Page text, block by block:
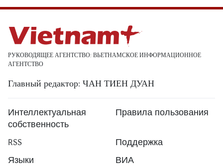
РУКОВОДЯЩЕЕ АГЕНТСТВО: ВЬЕТНАМСКОЕ ИНФОРМАЦИОННОЕ
АГЕНТСТВО
Главный редактор: ЧАН ТИЕН ДУАН
Интеллектуальная
собственность
Правила пользования
RSS
Поддержка
Языки
ВИА